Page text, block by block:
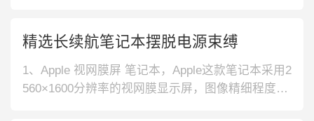
观看形态，便于多人团体同时查看屏幕内容。支持
WiFi6，助你畅享流畅网络。3、荣耀 多屏协同商务
本，搭载微边
精选长续航笔记本摆脱电源束缚
1、Apple 视网膜屏 笔记本，Apple这款笔记本采用2
560×1600分辨率的视网膜显示屏，图像精细程度